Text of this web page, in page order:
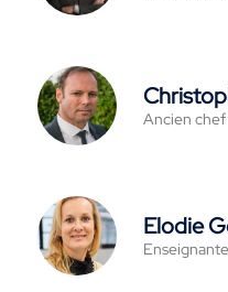
Ancien chef
Elodie